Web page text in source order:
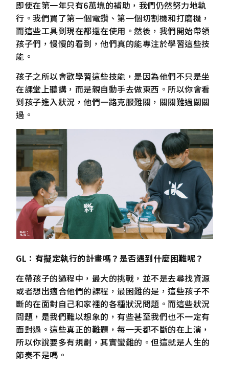
即使在第一年只有6萬塊的補助，我們仍然努力地執
行。我們買了第一個電鑽、第一個切割機和打磨機，
而這些工具到現在都還在使用。然後，我們開始帶領
孩子們，慢慢的看到，他們真的能專注於學習這些技
能。
孩子之所以會歡學習這些技能，是因為他們不只是坐
在課堂上聽講，而是親自動手去做東西。所以你會看
到孩子進入狀況，他們一路克服難關，關關難過關關
過。
GL：有擬定執行的計畫嗎？是否遇到什麼困難呢？
在帶孩子的過程中，最大的挑戰，並不是去尋找資源
或者想出適合他們的課程，最困難的是，這些孩子不
斷的在面對自己和家裡的各種狀況問題。而這些狀況
問題，是我們難以想象的，有些甚至我們也不一定有
面對過。這些真正的難題，每一天都不斷的在上演，
所以你說要多有規劃，其實蠻難的。但這就是人生的
節奏不是嗎。